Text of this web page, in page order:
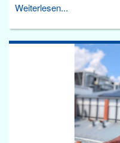
Weiterlesen...